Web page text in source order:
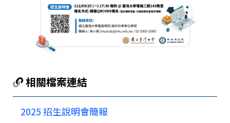
相關檔案連結
2025 招生說明會簡報